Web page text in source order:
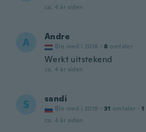
ca. 4 år siden
A Andre
Ble med i 2016 · 8 omtaler
Werkt uitstekend
ca. 4 år siden
S sandi
Ble med i 2019 · 31 omtaler · 1
ca. 4 år siden